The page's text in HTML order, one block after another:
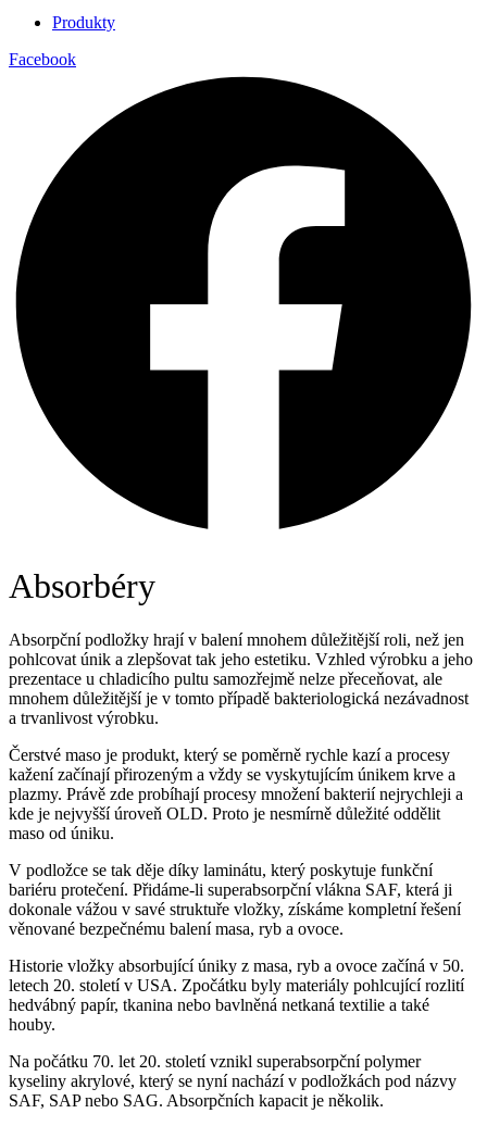
Produkty
Facebook
Absorbéry
Absorpční podložky hrají v balení mnohem důležitější roli, než jen
pohlcovat únik a zlepšovat tak jeho estetiku. Vzhled výrobku a jeho
prezentace u chladicího pultu samozřejmě nelze přeceňovat, ale
mnohem důležitější je v tomto případě bakteriologická nezávadnost
a trvanlivost výrobku.
Čerstvé maso je produkt, který se poměrně rychle kazí a procesy
kažení začínají přirozeným a vždy se vyskytujícím únikem krve a
plazmy. Právě zde probíhají procesy množení bakterií nejrychleji a
kde je nejvyšší úroveň OLD. Proto je nesmírně důležité oddělit
maso od úniku.
V podložce se tak děje díky laminátu, který poskytuje funkční
bariéru protečení. Přidáme-li superabsorpční vlákna SAF, která ji
dokonale vážou v savé struktuře vložky, získáme kompletní řešení
věnované bezpečnému balení masa, ryb a ovoce.
Historie vložky absorbující úniky z masa, ryb a ovoce začíná v 50.
letech 20. století v USA. Zpočátku byly materiály pohlcující rozlití
hedvábný papír, tkanina nebo bavlněná netkaná textilie a také
houby.
Na počátku 70. let 20. století vznikl superabsorpční polymer
kyseliny akrylové, který se nyní nachází v podložkách pod názvy
SAF, SAP nebo SAG. Absorpčních kapacit je několik.